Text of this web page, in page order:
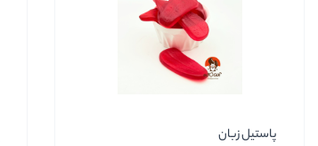
پاستیل زبان